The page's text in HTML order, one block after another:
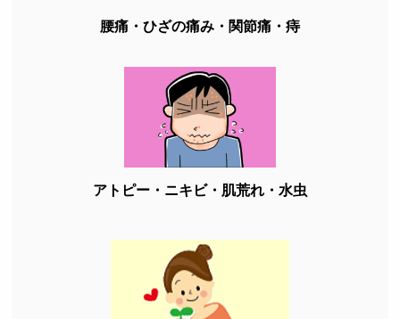
腰痛・ひざの痛み・関節痛・痔
アトピー・ニキビ・肌荒れ・水虫